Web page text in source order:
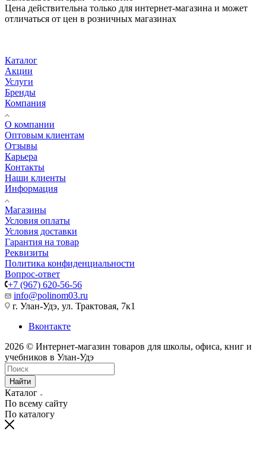
Цена действительна только для интернет-магазина и может
отличаться от цен в розничных магазинах
Каталог
Акции
Услуги
Бренды
Компания
О компании
Оптовым клиентам
Отзывы
Карьера
Контакты
Наши клиенты
Информация
Магазины
Условия оплаты
Условия доставки
Гарантия на товар
Реквизиты
Политика конфиденциальности
Вопрос-ответ
+7 (967) 620-56-56
info@polinom03.ru
г. Улан-Удэ, ул. Трактовая, 7к1
Вконтакте
2026 © Интернет-магазин товаров для школы, офиса, книг и
учебников в Улан-Удэ
Найти
Каталог
По всему сайту
По каталогу